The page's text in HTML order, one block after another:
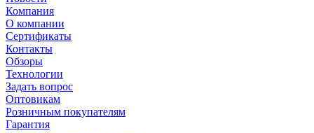
Компания
О компании
Сертификаты
Контакты
Обзоры
Технологии
Задать вопрос
Оптовикам
Розничным покупателям
Гарантия